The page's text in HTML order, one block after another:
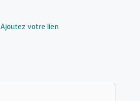
Ajoutez votre lien